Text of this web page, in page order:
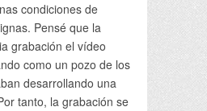
condiciones de
Pensé que la
grabación el vídeo
como un pozo de los
desarrollando una
tanto, la grabación se